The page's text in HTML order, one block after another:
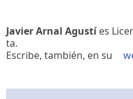
Javier Arnal Agustíes
ta.
Escribe, también, en su